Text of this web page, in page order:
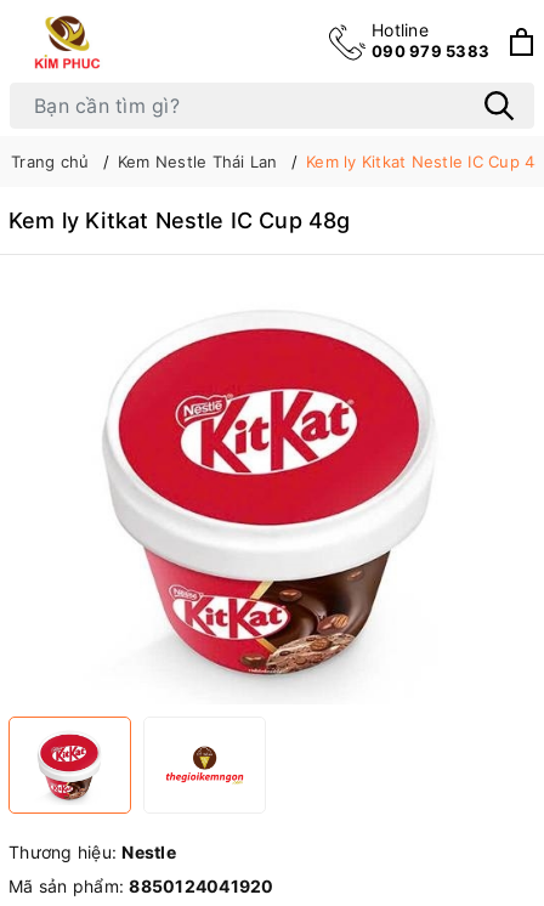
Hotline
090 979 5383
Trang chủ Kem Nestle Thái Lan Kem ly Kitkat Nestle IC Cup
Kem ly Kitkat Nestle IC Cup 48g
Thương hiệu:Nestle
Mã sản phẩm:8850124041920